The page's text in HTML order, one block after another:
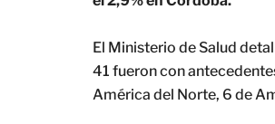
El Ministerio de Salud
41 fueron con
América del Norte, 6 de